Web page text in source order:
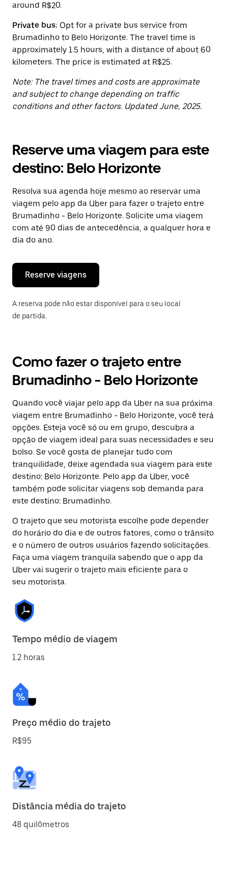
calendário.
around R$20.
Private bus: Opt for a private bus service from
Brumadinho to Belo Horizonte. The travel time is
approximately 1.5 hours, with a distance of about 60
kilometers. The price is estimated at R$25.
Note: The travel times and costs are approximate
and subject to change depending on traffic
conditions and other factors. Updated June, 2025.
Reserve uma viagem para este
destino: Belo Horizonte
Resolva sua agenda hoje mesmo ao reservar uma
viagem pelo app da Uber para fazer o trajeto entre
Brumadinho - Belo Horizonte. Solicite uma viagem
com até 90 dias de antecedência, a qualquer hora e
dia do ano.
Reserve viagens
A reserva pode não estar disponível para o seu local
de partida.
Como fazer o trajeto entre
Brumadinho - Belo Horizonte
Quando você viajar pelo app da Uber na sua próxima
viagem entre Brumadinho - Belo Horizonte, você terá
opções. Esteja você só ou em grupo, descubra a
opção de viagem ideal para suas necessidades e seu
bolso. Se você gosta de planejar tudo com
tranquilidade, deixe agendada sua viagem para este
destino: Belo Horizonte. Pelo app da Uber, você
também pode solicitar viagens sob demanda para
este destino: Brumadinho.
O trajeto que seu motorista escolhe pode depender
do horário do dia e de outros fatores, como o trânsito
e o número de outros usuários fazendo solicitações.
Faça uma viagem tranquila sabendo que o app da
Uber vai sugerir o trajeto mais eficiente para o
seu motorista.
Tempo médio de viagem
1.2 horas
Preço médio do trajeto
R$95
Distância média do trajeto
48 quilômetros